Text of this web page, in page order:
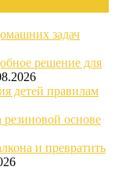
задач
решение для
детей правилам
резиновой основе
и превратить